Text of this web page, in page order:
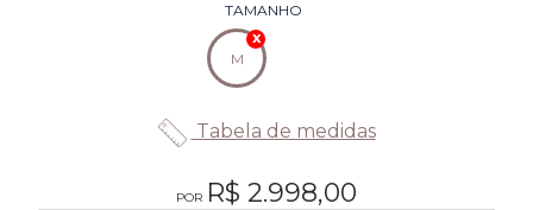
TAMANHO
M
Tabela de medidas
R$ 2.998,00